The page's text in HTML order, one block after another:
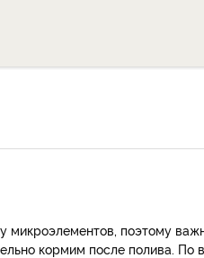
микроэлементов, поэтому
кормим после полива. По